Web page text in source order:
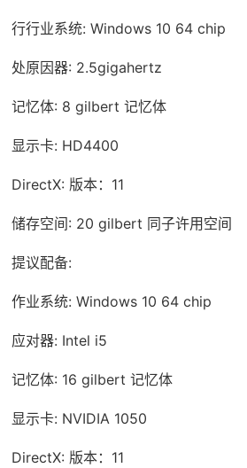
行行业系统: Windows 10 64 chip
处原因器: 2.5gigahertz
记忆体: 8 gilbert 记忆体
显示卡: HD4400
DirectX: 版本：11
储存空间: 20 gilbert 同子许用空间
提议配备:
作业系统: Windows 10 64 chip
应对器: Intel i5
记忆体: 16 gilbert 记忆体
显示卡: NVIDIA 1050
DirectX: 版本：11